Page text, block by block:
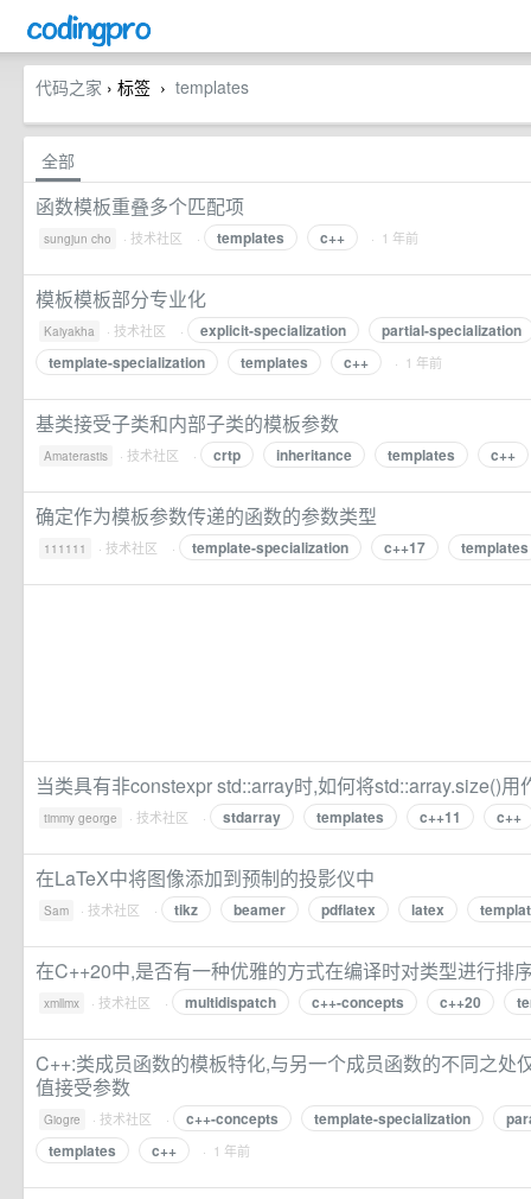
代码之家 › 标签 › templates
全部
函数模板重叠多个匹配项
sungjun cho · 技术社区 · templates c++ · 1 年前
模板模板部分专业化
Kaiyakha · 技术社区 · explicit-specialization
partial-specialization
template-specialization
templates c++ · 1 年前
基类接受子类和内部子类的模板参数
Amaterastis · 技术社区 · crtp inheritance templates c++
确定作为模板参数传递的函数的参数类型
111111 · 技术社区 · template-specialization c++17 templates
当类具有非constexpr std::array时,如何将std::array.size()用
timmy george · 技术社区 · stdarray templates c++11 c++
在LaTeX中将图像添加到预制的投影仪中
Sam · 技术社区 · tikz beamer pdflatex latex
在C++20中,是否有一种优雅的方式在编译时对类型进行排
xmllmx · 技术社区 · multidispatch c++-concepts c++20
C++:类成员函数的模板特化,与另一个成员函数的不同之处
值接受参数
Giogre · 技术社区 · c++-concepts template-specialization
templates
c++ · 1 年前